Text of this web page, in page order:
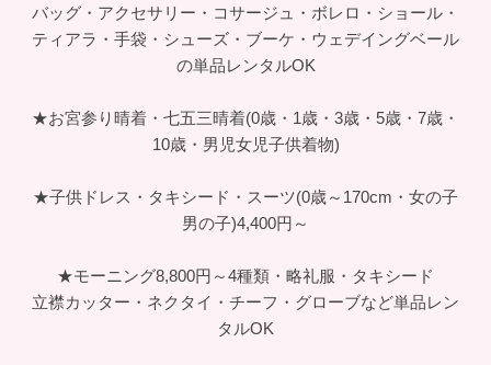
バッグ・アクセサリー・コサージュ・ボレロ・ショール・
ティアラ・手袋・シューズ・ブーケ・ウェデイングベール
の単品レンタルOK
★お宮参り晴着・七五三晴着(0歳・1歳・3歳・5歳・7歳・
10歳・男児女児子供着物)
★子供ドレス・タキシード・スーツ(0歳～170cm・女の子
男の子)4,400円～
★モーニング8,800円～4種類・略礼服・タキシード
立襟カッター・ネクタイ・チーフ・グローブなど単品レン
タルOK